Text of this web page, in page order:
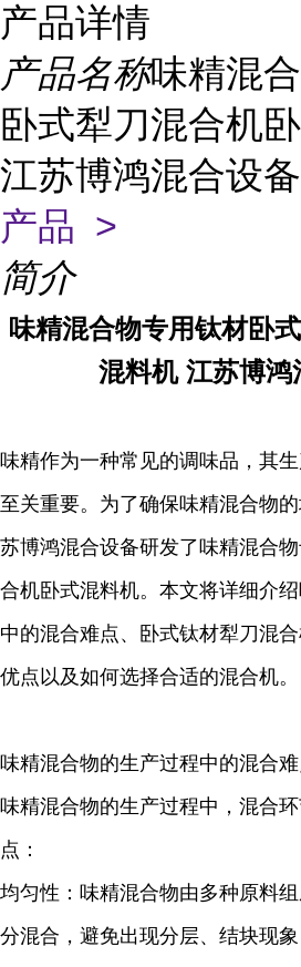
产品详情
产品名称味精混
卧式犁刀混合机
江苏博鸿混合设备
产品 >
简介
味精混合物专用钛材卧
混料机 江苏博鸿
味精作为一种常见的调味品，其
至关重要。为了确保味精混合物
苏博鸿混合设备研发了味精混合
合机卧式混料机。本文将详细介
中的混合难点、卧式钛材犁刀混
优点以及如何选择合适的混合机。
味精混合物的生产过程中的混合
味精混合物的生产过程中，混合
点：
均匀性：味精混合物由多种原料
分混合，避免出现分层、结块现